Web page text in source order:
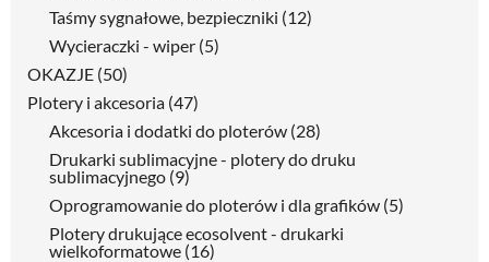
Taśmy sygnałowe, bezpieczniki (12)
Wycieraczki - wiper (5)
OKAZJE (50)
Plotery i akcesoria (47)
Akcesoria i dodatki do ploterów (28)
Drukarki sublimacyjne - plotery do druku
sublimacyjnego (9)
Oprogramowanie do ploterów i dla grafików (5)
Plotery drukujące ecosolvent - drukarki
wielkoformatowe (16)